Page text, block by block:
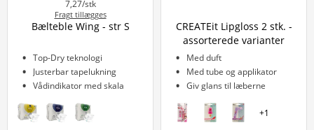
7,27/stk
Fragt tillægges
Bælteble Wing - str S
Top-Dry teknologi
Justerbar tapelukning
Vådindikator med skala
CREATEit Lipgloss 2 stk. -
assorterede varianter
Med duft
Med tube og applikator
Giv glans til læberne
+1